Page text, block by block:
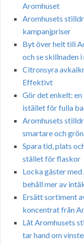
Aromhuset
Aromhusets
kampanjpriser
Byt över helt till
och se skillnaden
Citronsyra
Effektivt
Gör det enkelt:
istället för fulla
Aromhusets
smartare och
Spara tid, plats
stället för flaskor
Locka gäster
behåll mer av
Ersätt sortiment
koncentrat från
Låt Aromhusets
tar hand om